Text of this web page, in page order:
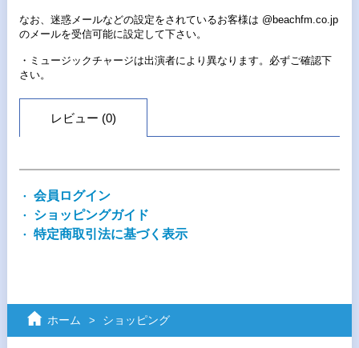
なお、迷惑メールなどの設定をされているお客様は @beachfm.co.jp
のメールを受信可能に設定して下さい。
・ミュージックチャージは出演者により異なります。必ずご確認下
さい。
レビュー (0)
会員ログイン
ショッピングガイド
特定商取引法に基づく表示
ホーム ショッピング